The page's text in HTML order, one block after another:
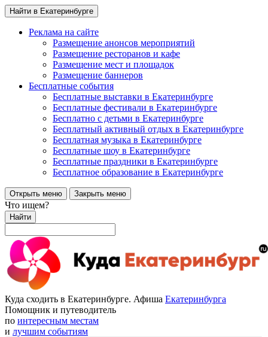
Найти в Екатеринбурге
Реклама на сайте
Размещение анонсов мероприятий
Размещение ресторанов и кафе
Размещение мест и площадок
Размещение баннеров
Бесплатные события
Бесплатные выставки в Екатеринбурге
Бесплатные фестивали в Екатеринбурге
Бесплатно с детьми в Екатеринбурге
Бесплатный активный отдых в Екатеринбурге
Бесплатная музыка в Екатеринбурге
Бесплатные шоу в Екатеринбурге
Бесплатные праздники в Екатеринбурге
Бесплатное образование в Екатеринбурге
Открыть меню Закрыть меню
Что ищем?
Найти
Куда сходить в Екатеринбурге. Афиша Екатеринбурга
Помощник и путеводитель
по интересным местам
и лучшим событиям